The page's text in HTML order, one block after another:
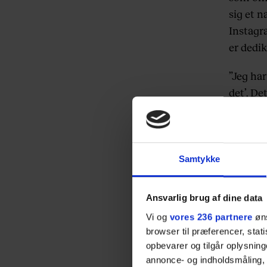
Samtykke
Ansvarlig brug af dine data
Vi og vores 236 partnere
browser til præferencer,
opbevarer og tilgår
annonce- og
sig et
er
”Jeg
det’.
hun
Du kan
eller